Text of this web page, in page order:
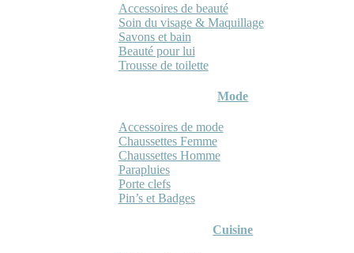
Accessoires de beauté
Soin du visage & Maquillage
Savons et bain
Beauté pour lui
Trousse de toilette
Mode
Accessoires de mode
Chaussettes Femme
Chaussettes Homme
Parapluies
Porte clefs
Pin’s et Badges
Cuisine